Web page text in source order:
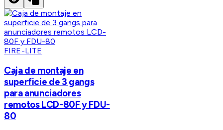
FIRE-LITE
Caja de montaje en
superficie de 3 gangs
para anunciadores
remotos LCD-80F y FDU-
80